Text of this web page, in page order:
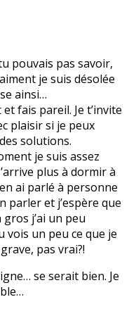
pouvais pas savoir,
je suis désolée
ainsi…
fais pareil. Je t’invite
plaisir si je peux
solutions.
je suis assez
plus à dormir à
ai parlé à personne
parler et j’espère que
j’ai un peu
un peu ce que je
pas vrai?!
se serait bien. Je